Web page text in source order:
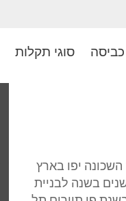
סוגי תקלות
יפו בארץ
בשנה לבניית